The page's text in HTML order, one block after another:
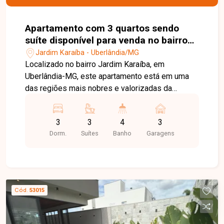
imóvel de alto padrão em um dos bairros mais
desejados de Uberlândia. Entre em contato e
agende sua visita!
Apartamento com 3 quartos sendo
suíte disponível para venda no bairro
Jardim Karaíba em Uberlândia-MG
Jardim Karaíba - Uberlândia/MG
Localizado no bairro Jardim Karaíba, em
Uberlândia-MG, este apartamento está em uma
das regiões mais nobres e valorizadas da
vias, supermercados, escolas, restaurantes,
academias, hospitais e diversos comércios e
serviços. O bairro proporciona tranquilidade,
acesso social e de serviço independentes.
Dispõe de ampla sala integrada à varanda
gourmet, 04 suítes, sendo 01 suíte master com
closet, cozinha, área de serviço e ambientes
3
Dorm.
3
Suítes
4
Banho
3
Garagens
Cód. 53015